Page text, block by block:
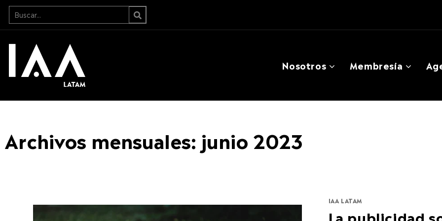
Nosotros Membresía
Archivos mensuales: junio 2023
IAA LATAM
La publicidad